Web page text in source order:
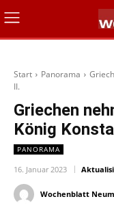
Start Panorama
II.
Griechen
König
PANORAMA
16. Januar 2023
Wochenblatt